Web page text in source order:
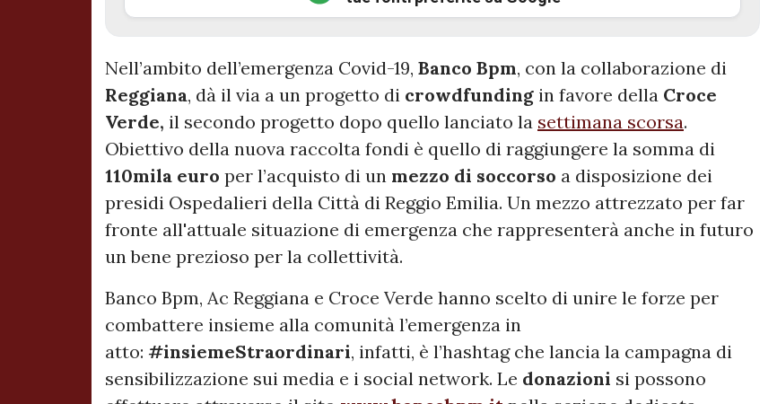
Nell’ambito dell’emergenza Covid-19, Banco Bpm, con la collaborazione di
Reggiana, dà il via a un progetto di crowdfunding in favore della Croce
Verde, il secondo progetto dopo quello lanciato la settimana scorsa.
Obiettivo della nuova raccolta fondi è quello di raggiungere la somma di
110mila euro per l’acquisto di un mezzo di soccorso a disposizione dei
presidi Ospedalieri della Città di Reggio Emilia. Un mezzo attrezzato per far
fronte all'attuale situazione di emergenza che rappresenterà anche in futuro
un bene prezioso per la collettività.
Banco Bpm, Ac Reggiana e Croce Verde hanno scelto di unire le forze per
combattere insieme alla comunità l’emergenza in
atto: #insiemeStraordinari, infatti, è l’hashtag che lancia la campagna di
sensibilizzazione sui media e i social network. Le donazioni si possono